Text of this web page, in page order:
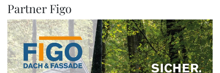
Partner Figo